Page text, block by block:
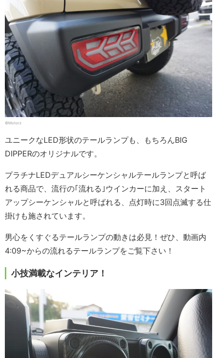
©Motorz
ユニークなLED形状のテールランプも、もちろんBIG
DIPPERのオリジナルです。
プラチナLEDデュアルシーケンシャルテールランプと呼ば
れる商品で、流行の｢流れる｣ウインカーに加え、スタート
アップシーケンシャルと呼ばれる、点灯時に3回点滅する仕
掛けも施されています。
男心をくすぐるテールランプの動きは必見！ぜひ、動画内
4:09~からの流れるテールランプをご覧下さい！
小技満載なインテリア！